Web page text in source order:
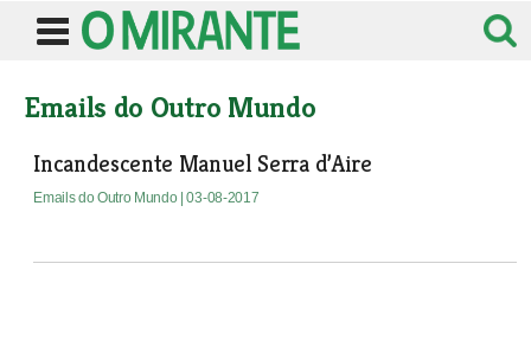
Emails do Outro Mundo
Incandescente Manuel Serra d’Aire
Emails do Outro Mundo | 03-08-2017